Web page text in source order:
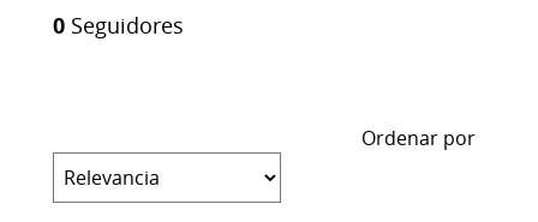
0 Seguidores
Ordenar por